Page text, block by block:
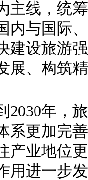
主线，统
内与国际
建设旅游
展、构筑
2030年，
系更加完
产业地位
用进一步